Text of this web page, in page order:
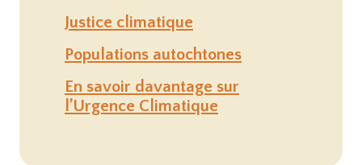
Justice climatique
Populations autochtones
En savoir davantage sur
l’Urgence Climatique